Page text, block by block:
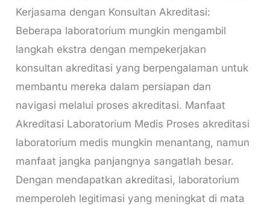
Kerjasama dengan Konsultan Akreditasi:
Beberapa laboratorium mungkin mengambil
langkah ekstra dengan mempekerjakan
konsultan akreditasi yang berpengalaman untuk
membantu mereka dalam persiapan dan
navigasi melalui proses akreditasi. Manfaat
Akreditasi Laboratorium Medis Proses akreditasi
laboratorium medis mungkin menantang, namun
manfaat jangka panjangnya sangatlah besar.
Dengan mendapatkan akreditasi, laboratorium
memperoleh legitimasi yang meningkat di mata